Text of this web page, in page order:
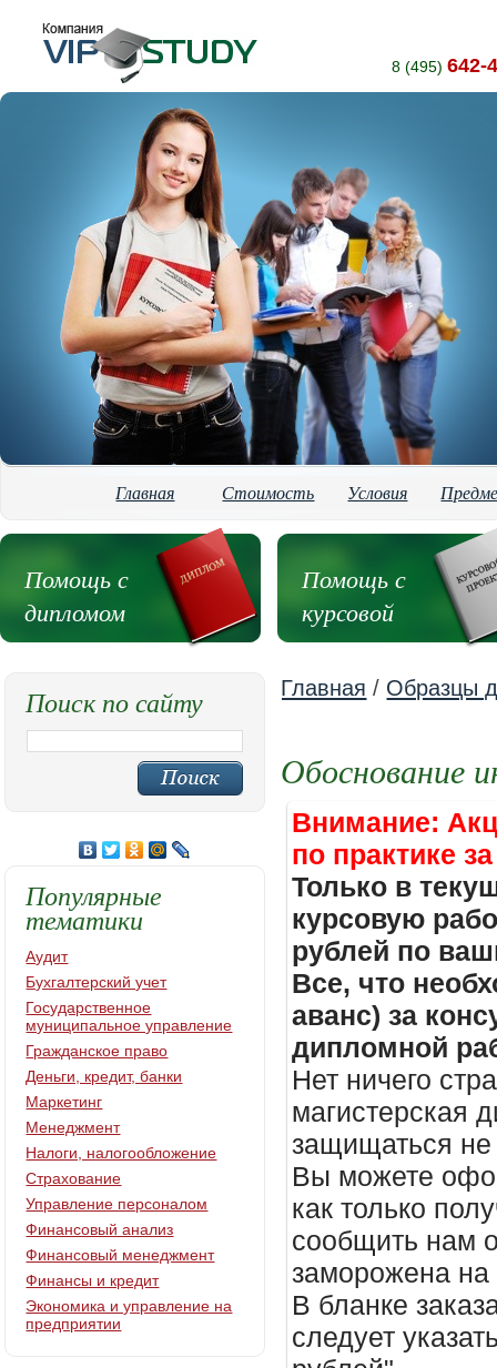
8 (495) 642-
Главная Стоимость Условия
Помощь с
дипломом
Помощь с
курсовой
Главная / Образцы
Обоснование
Внимание:
по практике
Только в
курсовую
рублей по
Все, что
аванс) за
дипломной
Нет ничего
магистерская
защищаться не
Вы можете
как только
сообщить нам
заморожена
В бланке
следует
Поиск по сайту
Популярные
тематики
Аудит
Бухгалтерский учет
Государственное
муниципальное управление
Гражданское право
Деньги, кредит, банки
Маркетинг
Менеджмент
Налоги, налогообложение
Страхование
Управление персоналом
Финансовый анализ
Финансовый менеджмент
Финансы и кредит
Экономика и управление на
предприятии